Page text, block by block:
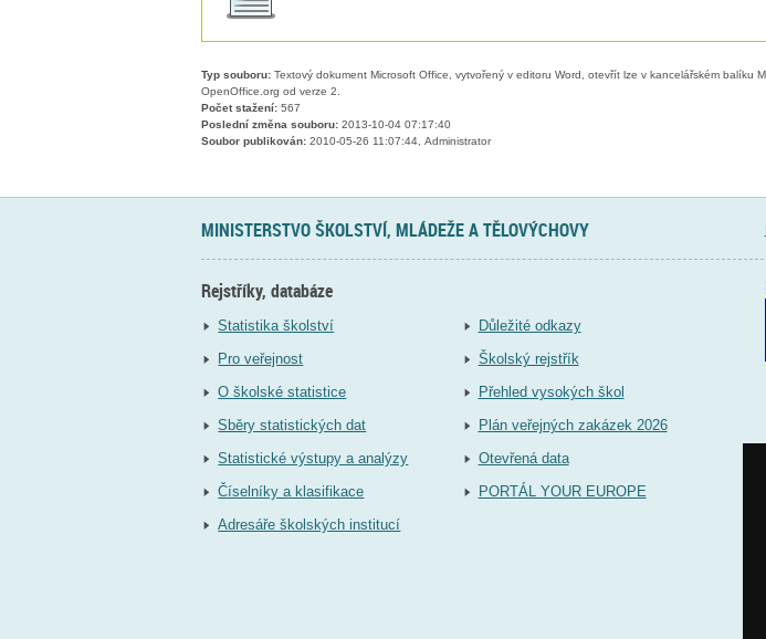
Typ souboru: Textový dokument Microsoft Office, vytvořený v editoru Word, otevřít lze v kancelářském balíku
OpenOffice.org od verze 2.
Počet stažení: 567
Poslední změna souboru: 2013-10-04 07:17:40
Soubor publikován: 2010-05-26 11:07:44, Administrator
MINISTERSTVO ŠKOLSTVÍ, MLÁDEŽE A TĚLOVÝCHOVY
Rejstříky, databáze
Statistika školství
Pro veřejnost
O školské statistice
Sběry statistických dat
Statistické výstupy a analýzy
Číselníky a klasifikace
Adresáře školských institucí
Důležité odkazy
Školský rejstřík
Přehled vysokých škol
Plán veřejných zakázek 2026
Otevřená data
PORTÁL YOUR EUROPE